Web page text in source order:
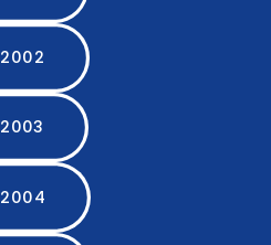
2002
2003
2004